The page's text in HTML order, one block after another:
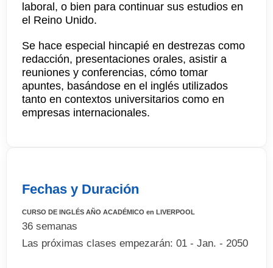
laboral, o bien para continuar sus estudios en
el Reino Unido.
Se hace especial hincapié en destrezas como
redacción, presentaciones orales, asistir a
reuniones y conferencias, cómo tomar
apuntes, basándose en el inglés utilizados
tanto en contextos universitarios como en
empresas internacionales.
Fechas y Duración
CURSO DE INGLÉS AÑO ACADÉMICO en LIVERPOOL
36 semanas
Las próximas clases empezarán: 01 - Jan. - 2050